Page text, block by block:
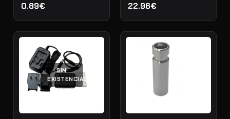
0.89€ 22.96€
SIN
EXISTENCIAS